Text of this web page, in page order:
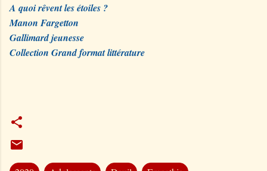
A quoi rêvent les étoiles ?
Manon Fargetton
Gallimard jeunesse
Collection Grand format littérature